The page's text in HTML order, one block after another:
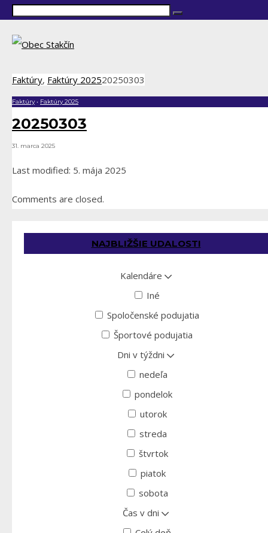
Faktúry, Faktúry 202520250303
Faktúry• Faktúry 2025
20250303
31. marca 2025
Last modified: 5. mája 2025
Comments are closed.
NAJBLIŽŠIE UDALOSTI
Kalendáre
Iné
Spoločenské podujatia
Športové podujatia
Dni v týždni
nedeľa
pondelok
utorok
streda
štvrtok
piatok
sobota
Čas v dni